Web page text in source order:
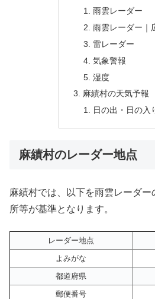
雨雲レーダー
雨雲レーダー｜
雷レーダー
気象警報
湿度
麻績村の天気予報
日の出・日の入
麻績村のレーダー地点
麻績村では、以下を雨雲レーダ
所等が基準となります。
レーダー地点
よみがな
都道府県
郵便番号